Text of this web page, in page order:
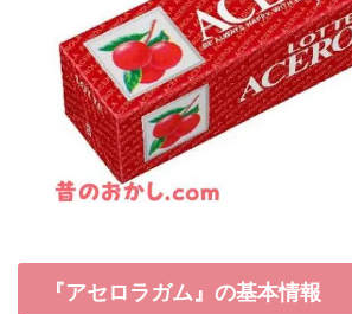
『アセロラガム』の基本情報